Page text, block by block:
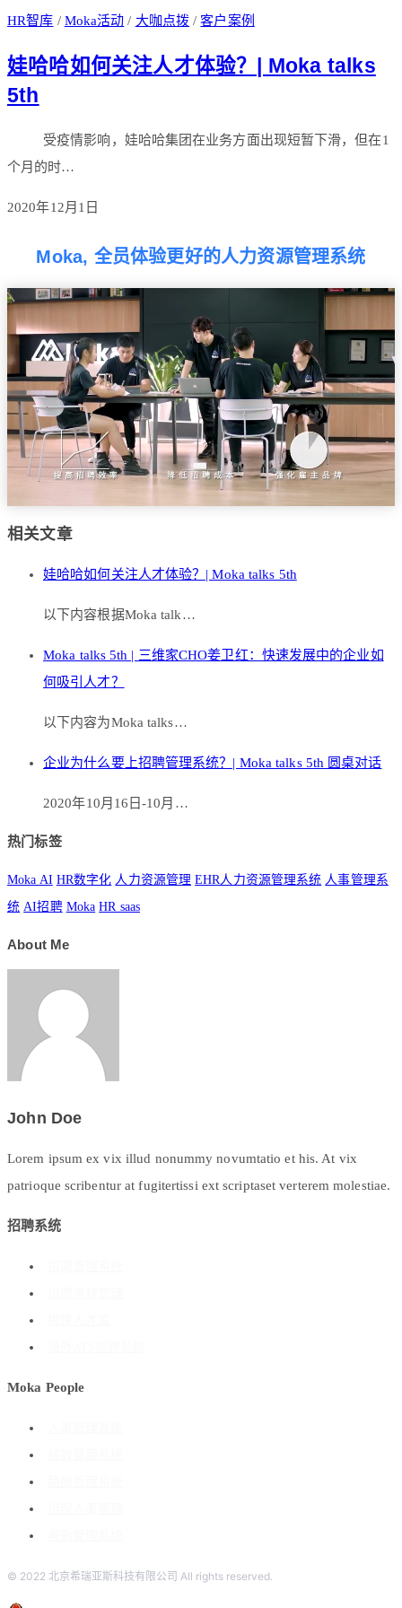
HR智库 / Moka活动 / 大咖点拨 /客户案例
娃哈哈如何关注人才体验？| Moka talks
5th
受疫情影响，娃哈哈集团在业务方面出现短暂下滑，但在1
个月的时…
2020年12月1日
Moka, 全员体验更好的人力资源管理系统
相关文章
娃哈哈如何关注人才体验？| Moka talks 5th
以下内容根据Moka talk…
Moka talks 5th | 三维家CHO姜卫红：快速发展中的企业如
何吸引人才？
以下内容为Moka talks…
企业为什么要上招聘管理系统？| Moka talks 5th 圆桌对话
2020年10月16日-10月…
热门标签
Moka AI HR数字化 人力资源管理 EHR人力资源管理系统 人事管理系
统 AI招聘 Moka HR saas
About Me
John Doe
Lorem ipsum ex vix illud nonummy novumtatio et his. At vix
patrioque scribentur at fugitertissi ext scriptaset verterem molestiae.
招聘系统
Moka People
© 2022 北京希瑞亚斯科技有限公司 All rights reserved.